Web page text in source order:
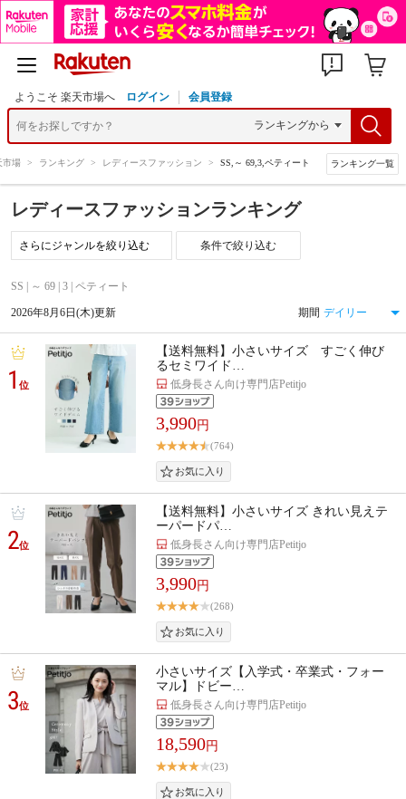
ようこそ 楽天市場へ ログイン 会員登録
市場 > ランキング > レディースファッション > SS,～ 69,3,ペティート ランキング一覧
レディースファッションランキング
条件で絞り込む
SS | ～ 69 | 3 | ペティート
2026年8月6日(木)更新 期間
1位
【送料無料】小さいサイズ すごく伸び
るセミワイド…
低身長さん向け専門店Petitjo
3,990円
(764)
2位
【送料無料】小さいサイズ きれい見えテ
ーパードパ…
低身長さん向け専門店Petitjo
3,990円
(268)
3位
小さいサイズ【入学式・卒業式・フォー
マル】ドビー…
低身長さん向け専門店Petitjo
18,590円
(23)